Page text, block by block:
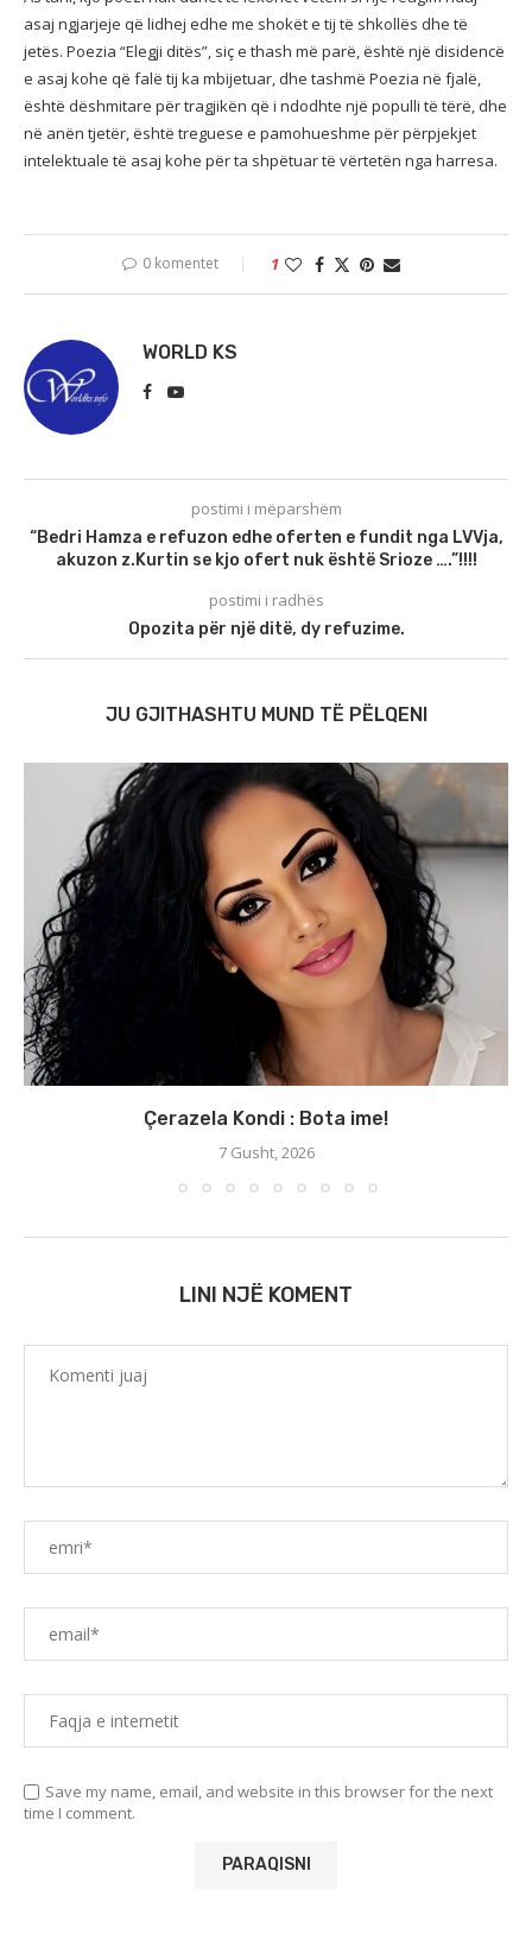
asaj ngjarjeje që lidhej edhe me shokët e tij të shkollës dhe të
jetës. Poezia “Elegji ditës”, siç e thash më parë, është një disidencë
e asaj kohe që falë tij ka mbijetuar, dhe tashmë Poezia në fjalë,
është dëshmitare për tragjikën që i ndodhte një populli të tërë, dhe
në anën tjetër, është treguese e pamohueshme për përpjekjet
intelektuale të asaj kohe për ta shpëtuar të vërtetën nga harresa.
0 komentet 1
WORLD KS
postimi i mëparshëm
“Bedri Hamza e refuzon edhe oferten e fundit nga LVVja,
akuzon z.Kurtin se kjo ofert nuk është Srioze ….”!!!!
postimi i radhës
Opozita për një ditë, dy refuzime.
JU GJITHASHTU MUND TË PËLQENI
Çerazela Kondi : Bota ime!
7 Gusht, 2026
LINI NJË KOMENT
Save my name, email, and website in this browser for the next
time I comment.